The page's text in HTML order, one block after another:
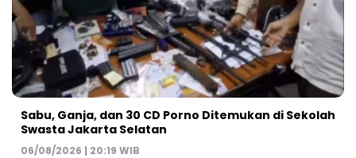
Sabu, Ganja, dan 30 CD Porno Ditemukan di Sekolah
Swasta Jakarta Selatan
06/08/2026 | 20:19 WIB